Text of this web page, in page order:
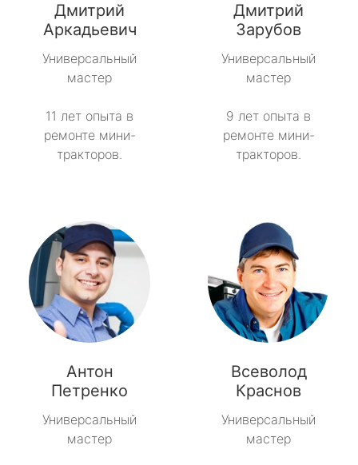
Дмитрий
Аркадьевич
Универсальный
мастер
11 лет опыта в
ремонте мини-
тракторов.
Дмитрий
Зарубов
Универсальный
мастер
9 лет опыта в
ремонте мини-
тракторов.
Антон
Петренко
Универсальный
мастер
Всеволод
Краснов
Универсальный
мастер